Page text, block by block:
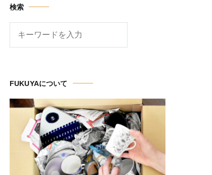
検索
FUKUYAについて